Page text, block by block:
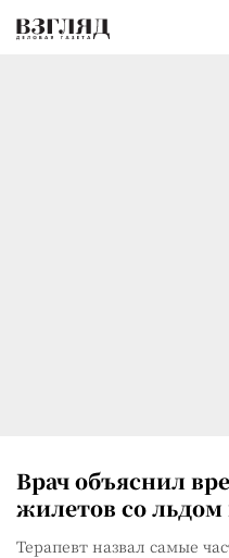
Врач объяснил
жилетов со льдом
Терапевт назвал самые